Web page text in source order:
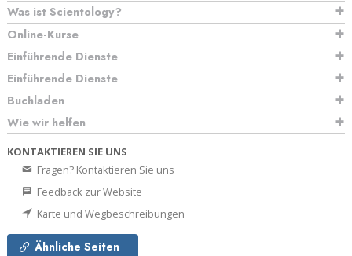
Was ist Scientology?
Online-Kurse
Einführende Dienste
Einführende Dienste
Buchladen
Wie wir helfen
KONTAKTIEREN SIE UNS
Fragen? Kontaktieren Sie uns
Feedback zur Website
Karte und Wegbeschreibungen
Ähnliche Seiten